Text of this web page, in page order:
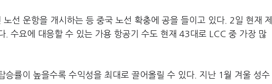
선 운항을 개시하는 등 중국 노선 확충에 공을 들이고 있다. 2일 현재 제
. 수요에 대응할 수 있는 가용 항공기 수도 현재 43대로 LCC 중 가장 많
승률이 높을수록 수익성을 최대로 끌어올릴 수 있다. 지난 1월 겨울 성수